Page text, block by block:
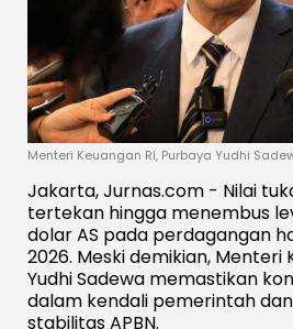
Menteri Keuangan RI, Purbaya Yudhi
Jakarta, Jurnas.com - Nilai
tertekan hingga menembus
dolar AS pada perdagangan
2026. Meski demikian, Menteri
Yudhi Sadewa memastikan
dalam kendali pemerintah
stabilitas APBN.